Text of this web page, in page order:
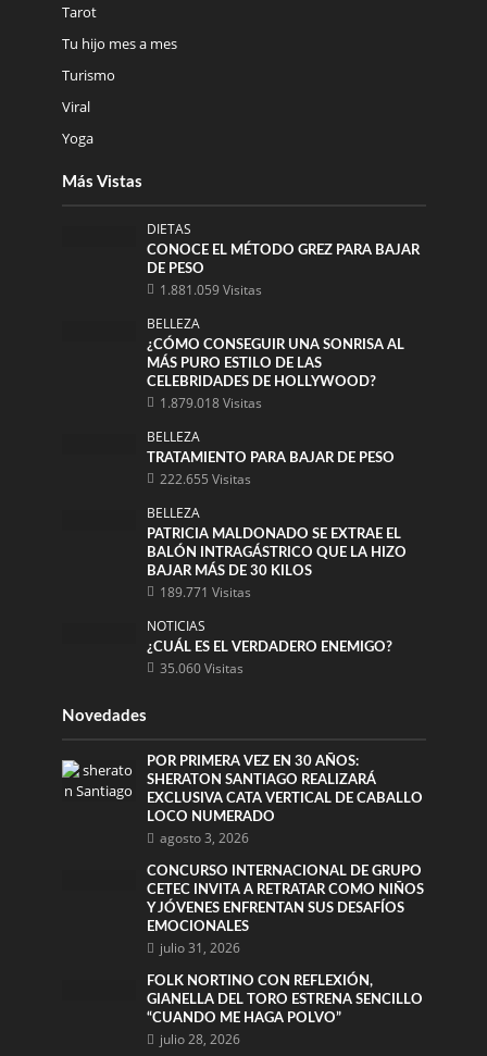
Tarot
Tu hijo mes a mes
Turismo
Viral
Yoga
Más Vistas
DIETAS
CONOCE EL MÉTODO GREZ PARA BAJAR
DE PESO
1.881.059 Visitas
BELLEZA
¿CÓMO CONSEGUIR UNA SONRISA AL
MÁS PURO ESTILO DE LAS
CELEBRIDADES DE HOLLYWOOD?
1.879.018 Visitas
BELLEZA
TRATAMIENTO PARA BAJAR DE PESO
222.655 Visitas
BELLEZA
PATRICIA MALDONADO SE EXTRAE EL
BALÓN INTRAGÁSTRICO QUE LA HIZO
BAJAR MÁS DE 30 KILOS
189.771 Visitas
NOTICIAS
¿CUÁL ES EL VERDADERO ENEMIGO?
35.060 Visitas
Novedades
POR PRIMERA VEZ EN 30 AÑOS:
SHERATON SANTIAGO REALIZARÁ
EXCLUSIVA CATA VERTICAL DE CABALLO
LOCO NUMERADO
agosto 3, 2026
CONCURSO INTERNACIONAL DE GRUPO
CETEC INVITA A RETRATAR COMO NIÑOS
Y JÓVENES ENFRENTAN SUS DESAFÍOS
EMOCIONALES
julio 31, 2026
FOLK NORTINO CON REFLEXIÓN,
GIANELLA DEL TORO ESTRENA SENCILLO
“CUANDO ME HAGA POLVO”
julio 28, 2026